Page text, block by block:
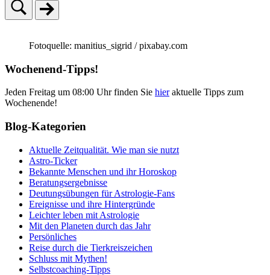
Fotoquelle: manitius_sigrid / pixabay.com
Wochenend-Tipps!
Jeden Freitag um 08:00 Uhr finden Sie hieraktuelle Tipps zum
Wochenende!
Blog-Kategorien
Aktuelle Zeitqualität. Wie man sie nutzt
Astro-Ticker
Bekannte Menschen und ihr Horoskop
Beratungsergebnisse
Deutungsübungen für Astrologie-Fans
Ereignisse und ihre Hintergründe
Leichter leben mit Astrologie
Mit den Planeten durch das Jahr
Persönliches
Reise durch die Tierkreiszeichen
Schluss mit Mythen!
Selbstcoaching-Tipps